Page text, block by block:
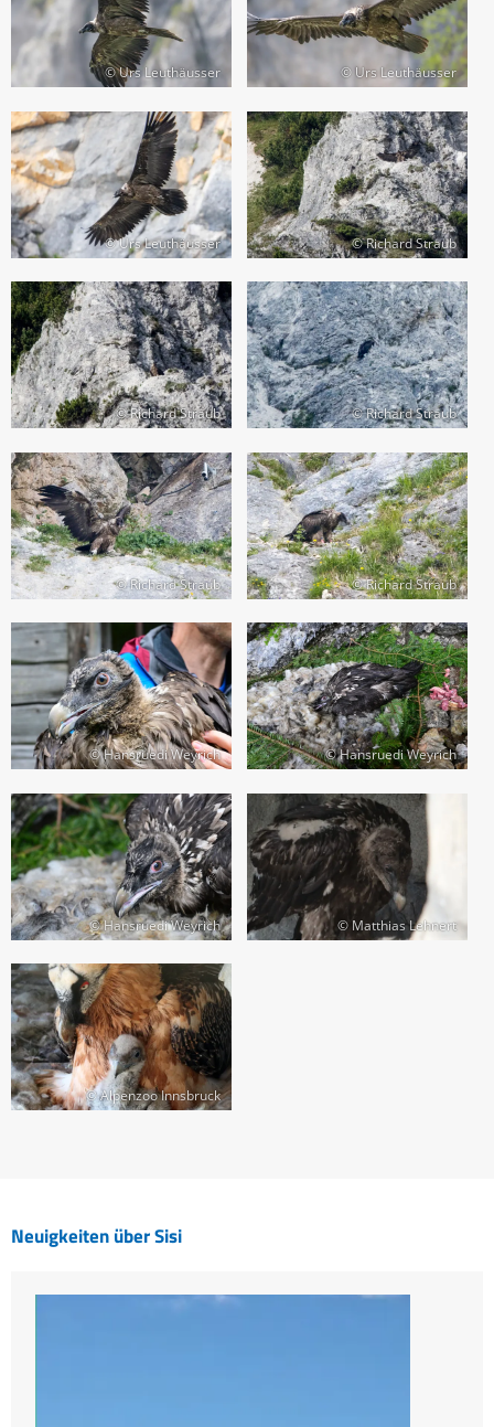
© Urs Leuthäusser © Urs Leuthäusser
© Urs Leuthäusser © Richard Straub
© Richard Straub © Richard Straub
© Richard Straub © Richard Straub
© Hansruedi Weyrich © Hansruedi Weyrich
© Hansruedi Weyrich © Matthias Lehnert
© Alpenzoo Innsbruck
Neuigkeiten über Sisi